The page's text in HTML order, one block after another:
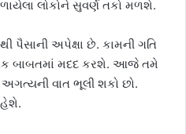
લોકોને સુવર્ણ તકો મળશે.
અપેક્ષા છે. કામની ગતિ
બાબતમાં મદદ કરશે. આજે તમે
વાત ભૂલી શકો છો.